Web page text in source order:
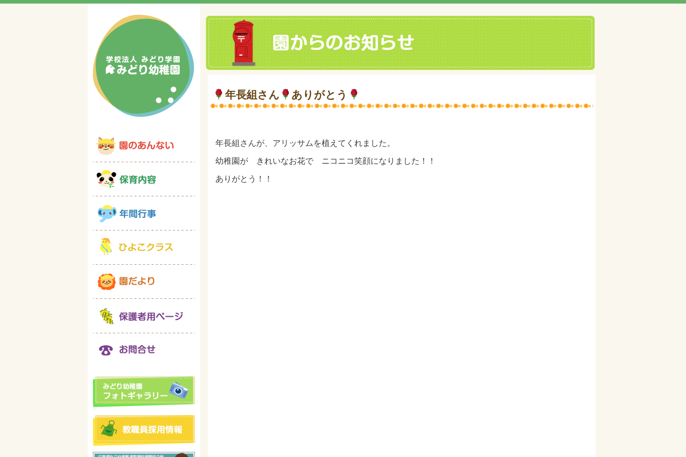
年長組さん ありがとう
年長組さんが、アリッサムを植えてくれました。
幼稚園が きれいなお花で ニコニコ笑顔になりました！！
ありがとう！！